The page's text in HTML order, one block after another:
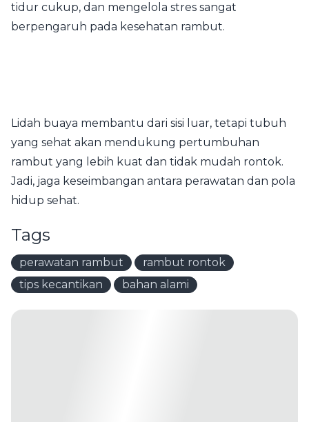
tidur cukup, dan mengelola stres sangat
berpengaruh pada kesehatan rambut.
Lidah buaya membantu dari sisi luar, tetapi tubuh
yang sehat akan mendukung pertumbuhan
rambut yang lebih kuat dan tidak mudah rontok.
Jadi, jaga keseimbangan antara perawatan dan pola
hidup sehat.
Tags
perawatan rambut
rambut rontok
tips kecantikan
bahan alami